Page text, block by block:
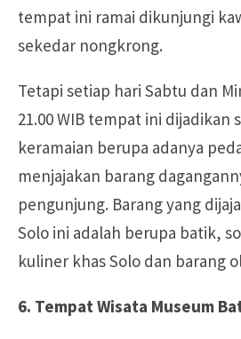
tempat ini ramai dikunjungi
sekedar nongkrong.
Tetapi setiap hari Sabtu dan
21.00 WIB tempat ini dijadikan
keramaian berupa adanya
menjajakan barang
pengunjung. Barang yang
Solo ini adalah berupa batik,
kuliner khas Solo dan barang
6. Tempat Wisata Museum